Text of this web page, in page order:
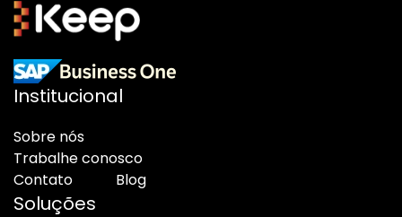
Institucional
Sobre nós
Trabalhe conosco
Contato
Blog
Soluções